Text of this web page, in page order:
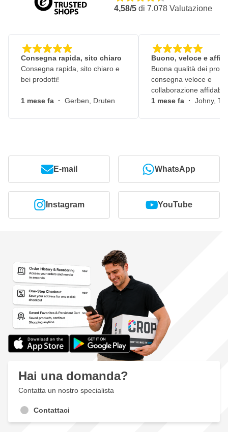
4,58/5 di 7.078 Valutazione
Consegna rapida, sito chiaro
Consegna rapida, sito chiaro e
bei prodotti!
1 mese fa · Gerben, Druten
Buono, veloce e
Buona qualità dei
consegna veloce e
collaborazione
1 mese fa · Johny,
E-mail WhatsApp
Instagram YouTube
Hai una domanda?
Contatta un nostro specialista
Contattaci